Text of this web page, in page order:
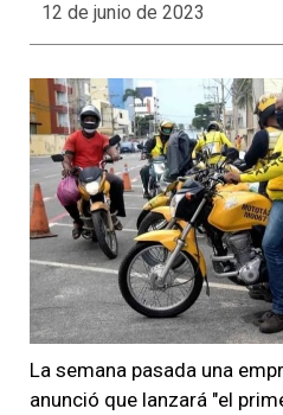
12 de junio de 2023
La semana pasada una
anunció que lanzará "el